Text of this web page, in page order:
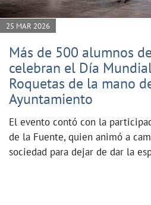
25 MAR 2026
Más de 500 alumnos
celebran el Día
Roquetas de la mano
Ayuntamiento
El evento contó con la
de la Fuente, quien animó a
sociedad para dejar de dar la